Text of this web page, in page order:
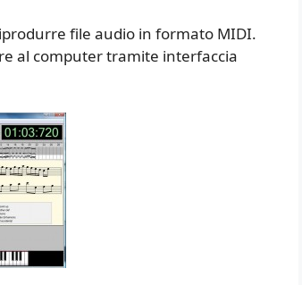
file audio in formato MIDI.
al computer tramite interfaccia